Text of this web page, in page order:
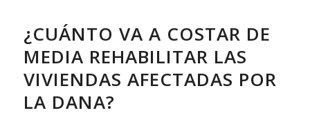
¿CUÁNTO VA A COSTAR DE
MEDIA REHABILITAR LAS
VIVIENDAS AFECTADAS POR
LA DANA?